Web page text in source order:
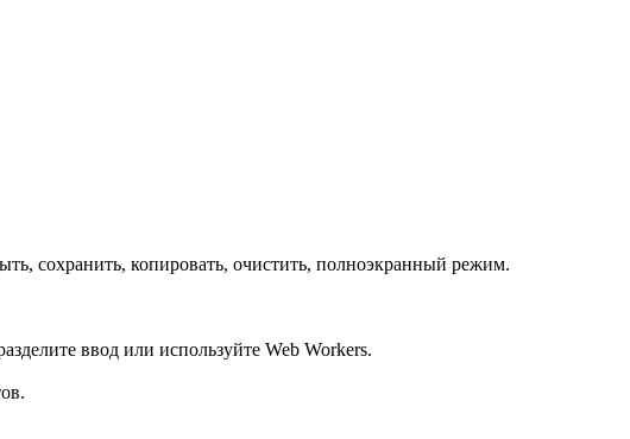
сохранить, копировать, очистить, полноэкранный режим.
ввод или используйте Web Workers.